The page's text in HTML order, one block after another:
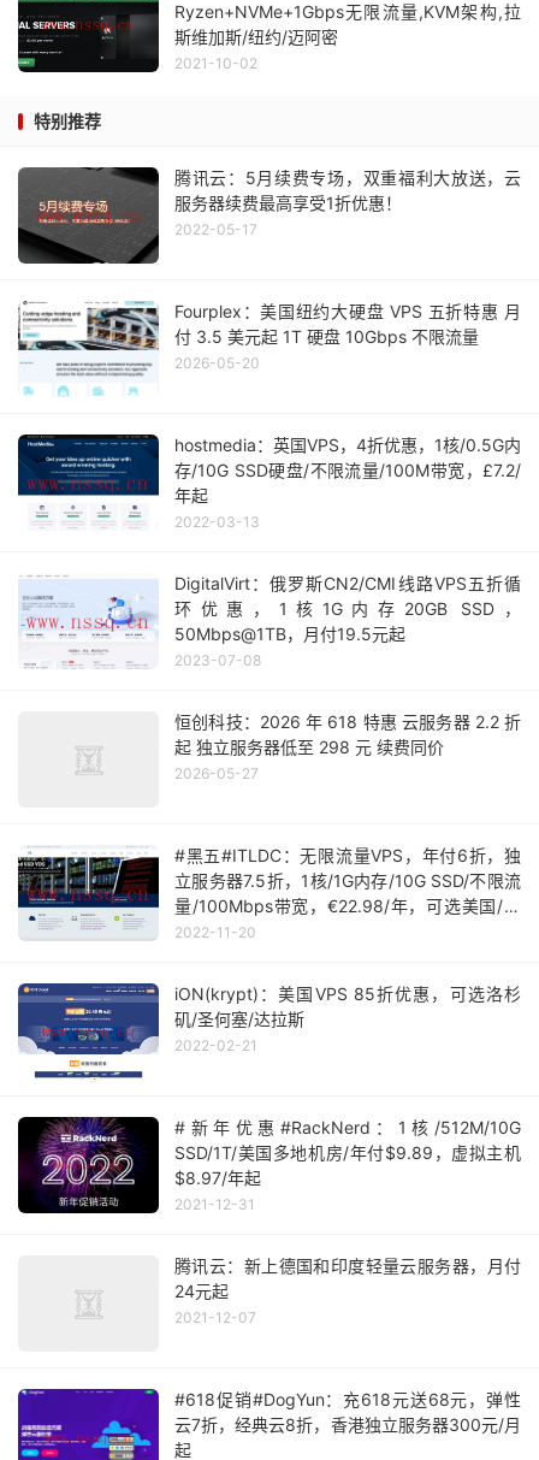
Ryzen+NVMe+1Gbps无限流量,KVM架构,拉
斯维加斯/纽约/迈阿密
2021-10-02
特别推荐
腾讯云：5月续费专场，双重福利大放送，云
服务器续费最高享受1折优惠！
2022-05-17
Fourplex：美国纽约大硬盘 VPS 五折特惠 月
付 3.5 美元起 1T 硬盘 10Gbps 不限流量
2026-05-20
hostmedia：英国VPS，4折优惠，1核/0.5G内
存/10G SSD硬盘/不限流量/100M带宽，£7.2/
年起
2022-03-13
DigitalVirt：俄罗斯CN2/CMI线路VPS五折循
环优惠，1核1G内存20GB SSD，
50Mbps@1TB，月付19.5元起
2023-07-08
恒创科技：2026 年 618 特惠 云服务器 2.2 折
起 独立服务器低至 298 元 续费同价
2026-05-27
#黑五#ITLDC：无限流量VPS，年付6折，独
立服务器7.5折，1核/1G内存/10G SSD/不限流
量/100Mbps带宽，€22.98/年，可选美国/新
加坡/荷兰等14机房
2022-11-20
iON(krypt)：美国VPS 85折优惠，可选洛杉
矶/圣何塞/达拉斯
2022-02-21
#新年优惠#RackNerd：1核/512M/10G
SSD/1T/美国多地机房/年付$9.89，虚拟主机
$8.97/年起
2021-12-31
腾讯云：新上德国和印度轻量云服务器，月付
24元起
2021-12-07
#618促销#DogYun：充618元送68元，弹性
云7折，经典云8折，香港独立服务器300元/月
起